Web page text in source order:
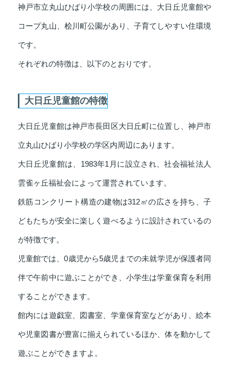
神戸市立丸山ひばり小学校の周囲には、大日丘児童館や
コープ丸山、桧川町公園があり、子育てしやすい住環境
です。
それぞれの特徴は、以下のとおりです。
大日丘児童館の特徴
大日丘児童館は神戸市長田区大日丘町に位置し、神戸市
立丸山ひばり小学校の学区内周辺にあります。
大日丘児童館は、1983年1月に設立され、社会福祉法人
雲雀ヶ丘福祉会によって運営されています。
鉄筋コンクリート構造の建物は312㎡の広さを持ち、子
どもたちが安全に楽しく遊べるように設計されているの
が特徴です。
児童館では、0歳児から5歳児までの未就学児が保護者同
伴で午前中に遊ぶことができ、小学生は学童保育を利用
することができます。
館内には遊戯室、図書室、学童保育室などがあり、絵本
や児童図書が豊富に揃えられているほか、体を動かして
遊ぶことができますよ。